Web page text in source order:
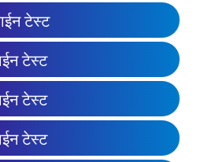
टेस्ट
टेस्ट
टेस्ट
टेस्ट